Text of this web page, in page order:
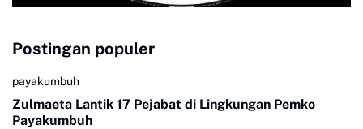
Postingan populer
payakumbuh
Zulmaeta Lantik 17 Pejabat di Lingkungan Pemko
Payakumbuh